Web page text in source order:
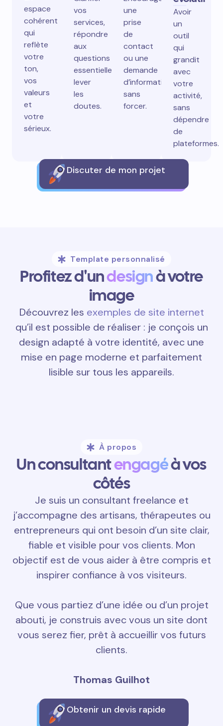
espace
cohérent
qui
reflète
votre
ton,
vos
valeurs
et
votre
sérieux.
vos
services,
répondre
aux
questions
essentielles,
lever
les
doutes.
une
prise
de
contact
ou une
demande
d’information
sans
forcer.
Avoir
un
outil
qui
grandit
avec
votre
activité,
sans
dépendre
de
plateformes.
Discuter de mon projet
Template personnalisé
Profitez d'undesignà votre
image
Découvrez les exemples de site internet
qu’il est possible de réaliser : je conçois un
design adapté à votre identité, avec une
mise en page moderne et parfaitement
lisible sur tous les appareils.
À propos
Un consultantengagéà vos
côtés
Je suis un consultant freelance et
j’accompagne des artisans, thérapeutes ou
entrepreneurs qui ont besoin d’un site clair,
fiable et visible pour vos clients. Mon
objectif est de vous aider à être compris et
inspirer confiance à vos visiteurs.
Que vous partiez d’une idée ou d’un projet
abouti, je construis avec vous un site dont
vous serez fier, prêt à accueillir vos futurs
clients.
Thomas Guilhot
Obtenir un devis rapide